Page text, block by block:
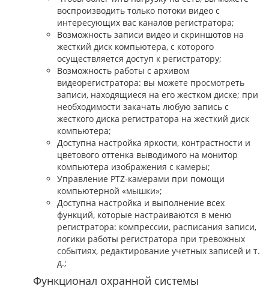
воспроизводить только потоки видео с
интересующих вас каналов регистратора;
Возможность записи видео и скриншотов на
жесткий диск компьютера, с которого
осуществляется доступ к регистратору;
Возможность работы с архивом
видеорегистратора: вы можете просмотреть
записи, находящиеся на его жестком диске; при
необходимости закачать любую запись с
жесткого диска регистратора на жесткий диск
компьютера;
Доступна настройка яркости, контрастности и
цветового оттенка выводимого на монитор
компьютера изображения с камеры;
Управление PTZ-камерами при помощи
компьютерной «мышки»;
Доступна настройка и выполнение всех
функций, которые настраиваются в меню
регистратора: компрессии, расписания записи,
логики работы регистратора при тревожных
событиях, редактирование учетных записей и т.
д.;
Функционал охранной системы